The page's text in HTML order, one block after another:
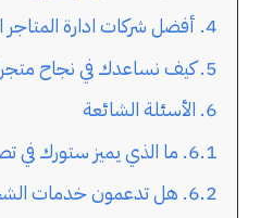
أفضل شركات ادارة المتاجر
كيف نساعدك في نجاح
الأسئلة الشائعة
ما الذي يميز ستورك في
هل تدعمون خدمات